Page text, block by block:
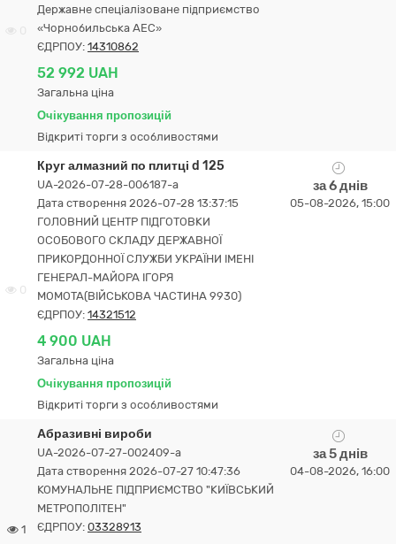
Державне спеціалізоване підприємство
«Чорнобильська АЕС»
ЄДРПОУ: 14310862
52 992 UAH
Загальна ціна
Очікування пропозицій
Відкриті торги з особливостями
0
Круг алмазний по плитці d 125
UA-2026-07-28-006187-a
Дата створення 2026-07-28 13:37:15
ГОЛОВНИЙ ЦЕНТР ПІДГОТОВКИ
ОСОБОВОГО СКЛАДУ ДЕРЖАВНОЇ
ПРИКОРДОННОЇ СЛУЖБИ УКРАЇНИ ІМЕНІ
ГЕНЕРАЛ-МАЙОРА ІГОРЯ
МОМОТА(ВІЙСЬКОВА ЧАСТИНА 9930)
ЄДРПОУ: 14321512
4 900 UAH
Загальна ціна
Очікування пропозицій
Відкриті торги з особливостями
за 6 днів
05-08-2026, 15:00
1
Абразивні вироби
UA-2026-07-27-002409-a
Дата створення 2026-07-27 10:47:36
КОМУНАЛЬНЕ ПІДПРИЄМСТВО "КИЇВСЬКИЙ
МЕТРОПОЛІТЕН"
ЄДРПОУ: 03328913
за 5 днів
04-08-2026, 16:00